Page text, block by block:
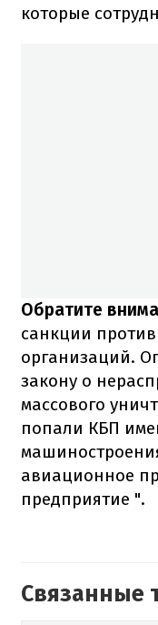
которые
Обратите
санкции
организаций.
закону о
массового
попали КБП
авиационное
предприятие ".
Связанные